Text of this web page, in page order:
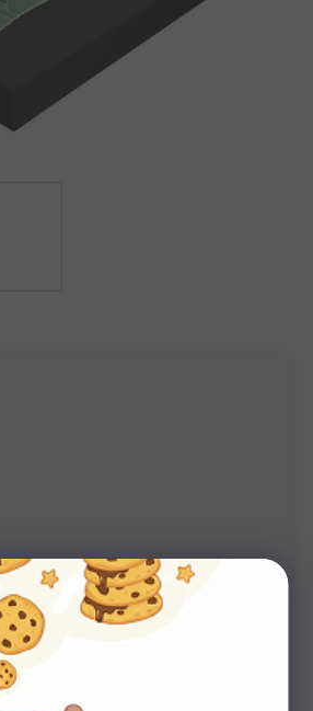
s výběrem?
číslo. Zavoláme vám a se vším